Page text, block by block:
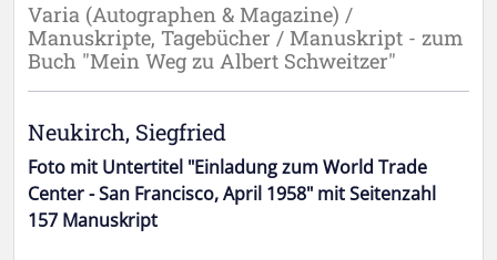
Varia (Autographen & Magazine) /
Manuskripte, Tagebücher / Manuskript - zum
Buch "Mein Weg zu Albert Schweitzer"
Neukirch, Siegfried
Foto mit Untertitel "Einladung zum World Trade
Center - San Francisco, April 1958" mit Seitenzahl
157 Manuskript